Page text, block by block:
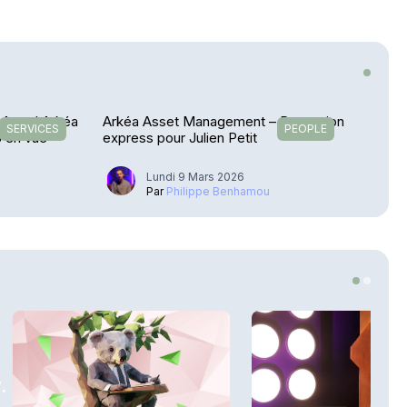
SERVICESArkéa
en vue
PEOPLE
Arkéa Asset Management – Promotion
express pour Julien Petit
Lundi 9 Mars 2026
Par Philippe Benhamou